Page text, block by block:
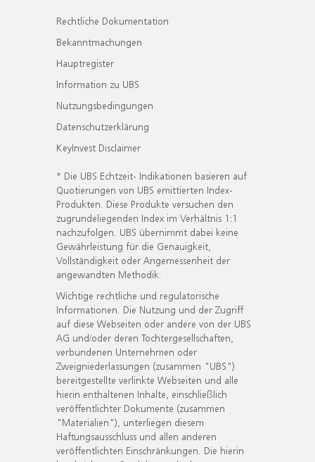
Rechtliche Dokumentation
Bekanntmachungen
Hauptregister
Information zu UBS
Nutzungsbedingungen
Datenschutzerklärung
KeyInvest Disclaimer
* Die UBS Echtzeit- Indikationen basieren auf
Quotierungen von UBS emittierten Index-
Produkten. Diese Produkte versuchen den
zugrundeliegenden Index im Verhältnis 1:1
nachzufolgen. UBS übernimmt dabei keine
Gewährleistung für die Genauigkeit,
Vollständigkeit oder Angemessenheit der
angewandten Methodik.
Wichtige rechtliche und regulatorische
Informationen. Die Nutzung und der Zugriff
auf diese Webseiten oder andere von der UBS
AG und/oder deren Tochtergesellschaften,
verbundenen Unternehmen oder
Zweigniederlassungen (zusammen "UBS")
bereitgestellte verlinkte Webseiten und alle
hierin enthaltenen Inhalte, einschließlich
veröffentlichter Dokumente (zusammen
"Materialien"), unterliegen diesem
Haftungsausschluss und allen anderen
veröffentlichten Einschränkungen. Die hierin